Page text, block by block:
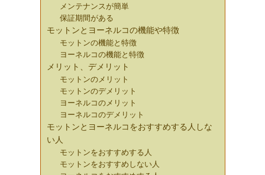
メンテナンスが簡単
保証期間がある
モットンとヨーネルコの機能や特徴
モットンの機能と特徴
ヨーネルコの機能と特徴
メリット、デメリット
モットンのメリット
モットンのデメリット
ヨーネルコのメリット
ヨーネルコのデメリット
モットンとヨーネルコをおすすめする人しな
い人
モットンをおすすめする人
モットンをおすすめしない人